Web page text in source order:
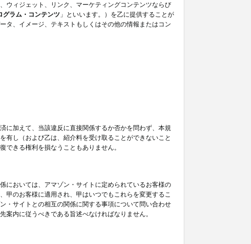
ウィジェット、リンク、マーケティングコンテンツならび
グラム・コンテンツ 」といいます。）を乙に提供することが
タ、イメージ、テキストもしくはその他の情報またはコン
に加えて、当該違反に直接関係するか否かを問わず、本規
有し（および乙は、紹介料を受け取ることができないこと
きる権利を損なうこともありません。
においては、アマゾン・サイトに定められているお客様の
甲のお客様に適用され、甲はいつでもこれらを変更するこ
・サイトとの相互の関係に関する事項について問い合わせ
内に従うべきである旨述べなければなりません。